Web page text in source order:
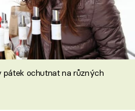
ochutnat na různých